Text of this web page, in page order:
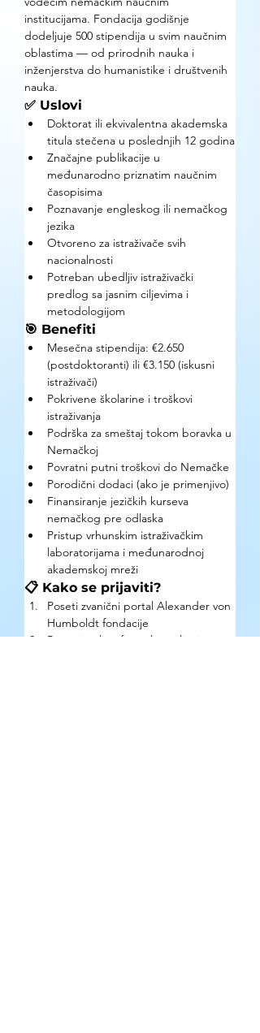
institucijama. Fondacija godišnje
dodeljuje 500 stipendija u svim naučnim
oblastima — od prirodnih nauka i
inženjerstva do humanistike i društvenih
nauka.
✅ Uslovi
Doktorat ili ekvivalentna akademska
titula stečena u poslednjih 12 godina
Značajne publikacije u
međunarodno priznatim naučnim
časopisima
Poznavanje engleskog ili nemačkog
jezika
Otvoreno za istraživače svih
nacionalnosti
Potreban ubedljiv istraživački
predlog sa jasnim ciljevima i
metodologijom
🎯 Benefiti
Mesečna stipendija: €2.650
(postdoktoranti) ili €3.150 (iskusni
istraživači)
Pokrivene školarine i troškovi
istraživanja
Podrška za smeštaj tokom boravka u
Nemačkoj
Povratni putni troškovi do Nemačke
Porodični dodaci (ako je primenjivo)
Finansiranje jezičkih kurseva
nemačkog pre odlaska
Pristup vrhunskim istraživačkim
laboratorijama i međunarodnoj
akademskoj mreži
📋 Kako se prijaviti?
Poseti zvanični portal Alexander von
Humboldt fondacije
Popuni online formular sa ličnim,